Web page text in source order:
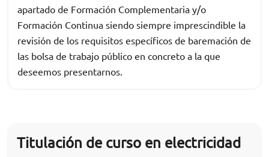
apartado de Formación Complementaria y/o
Formación Continua siendo siempre imprescindible la
revisión de los requisitos específicos de baremación de
las bolsa de trabajo público en concreto a la que
deseemos presentarnos.
Titulación de curso en electricidad